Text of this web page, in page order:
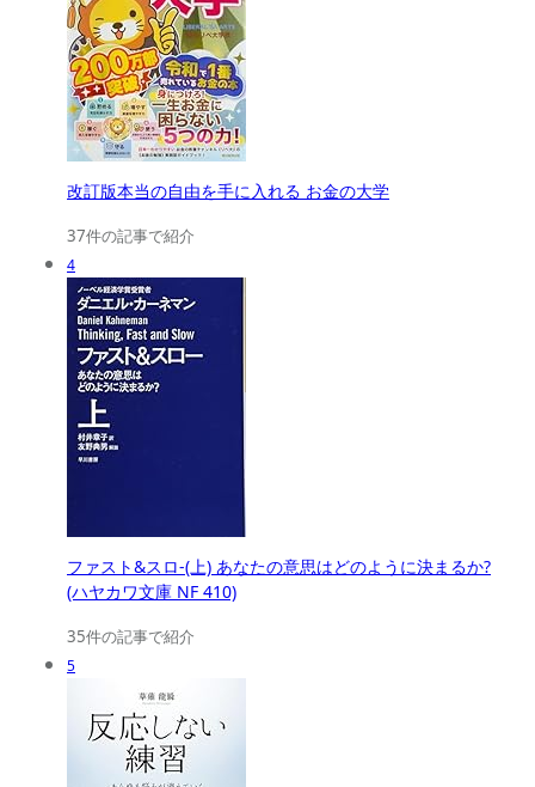
改訂版本当の自由を手に入れる お金の大学
37件の記事で紹介
4
ファスト&スロ-(上) あなたの意思はどのように決まるか?
(ハヤカワ文庫 NF 410)
35件の記事で紹介
5